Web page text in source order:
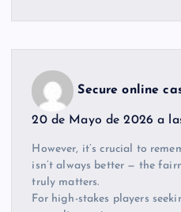
Secure online
20 de Mayo de 2026 a
However, it’s crucial to
isn’t always better — the
truly matters.
For high-stakes players